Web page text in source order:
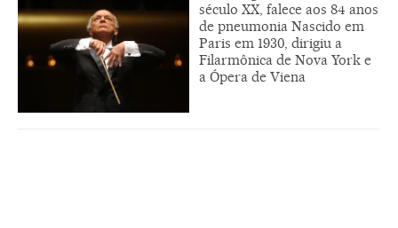
século XX, falece aos 84 anos
de pneumonia Nascido em
Paris em 1930, dirigiu a
Filarmônica de Nova York e
a Ópera de Viena